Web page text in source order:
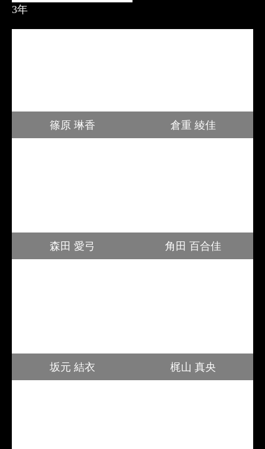
3年
篠原 琳香 倉重 綾佳
森田 愛弓 角田 百合佳
坂元 結衣 梶山 真央